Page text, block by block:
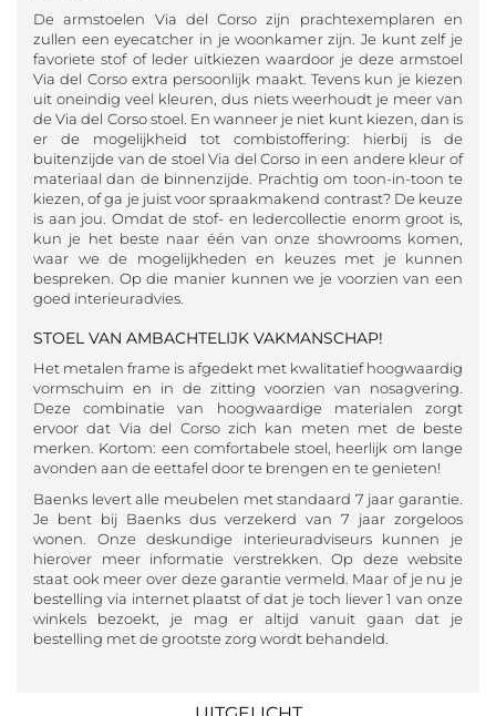
De armstoelen Via del Corso zijn prachtexemplaren en
zullen een eyecatcher in je woonkamer zijn. Je kunt zelf je
favoriete stof of leder uitkiezen waardoor je deze armstoel
Via del Corso extra persoonlijk maakt. Tevens kun je kiezen
uit oneindig veel kleuren, dus niets weerhoudt je meer van
de Via del Corso stoel. En wanneer je niet kunt kiezen, dan is
er de mogelijkheid tot combistoffering: hierbij is de
buitenzijde van de stoel Via del Corso in een andere kleur of
materiaal dan de binnenzijde. Prachtig om toon-in-toon te
kiezen, of ga je juist voor spraakmakend contrast? De keuze
is aan jou. Omdat de stof- en ledercollectie enorm groot is,
kun je het beste naar één van onze showrooms komen,
waar we de mogelijkheden en keuzes met je kunnen
bespreken. Op die manier kunnen we je voorzien van een
goed interieuradvies.
STOEL VAN AMBACHTELIJK VAKMANSCHAP!
Het metalen frame is afgedekt met kwalitatief hoogwaardig
vormschuim en in de zitting voorzien van nosagvering.
Deze combinatie van hoogwaardige materialen zorgt
ervoor dat Via del Corso zich kan meten met de beste
merken. Kortom: een comfortabele stoel, heerlijk om lange
avonden aan de eettafel door te brengen en te genieten!
Baenks levert alle meubelen met standaard 7 jaar garantie.
Je bent bij Baenks dus verzekerd van 7 jaar zorgeloos
wonen. Onze deskundige interieuradviseurs kunnen je
hierover meer informatie verstrekken. Op deze website
staat ook meer over deze garantie vermeld. Maar of je nu je
bestelling via internet plaatst of dat je toch liever 1 van onze
winkels bezoekt, je mag er altijd vanuit gaan dat je
bestelling met de grootste zorg wordt behandeld.